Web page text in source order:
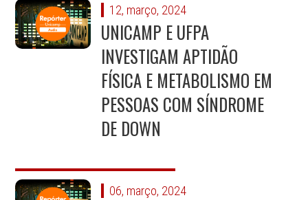
12, março, 2024
UNICAMP E UFPA
INVESTIGAM APTIDÃO
FÍSICA E METABOLISMO EM
PESSOAS COM SÍNDROME
DE DOWN
06, março, 2024